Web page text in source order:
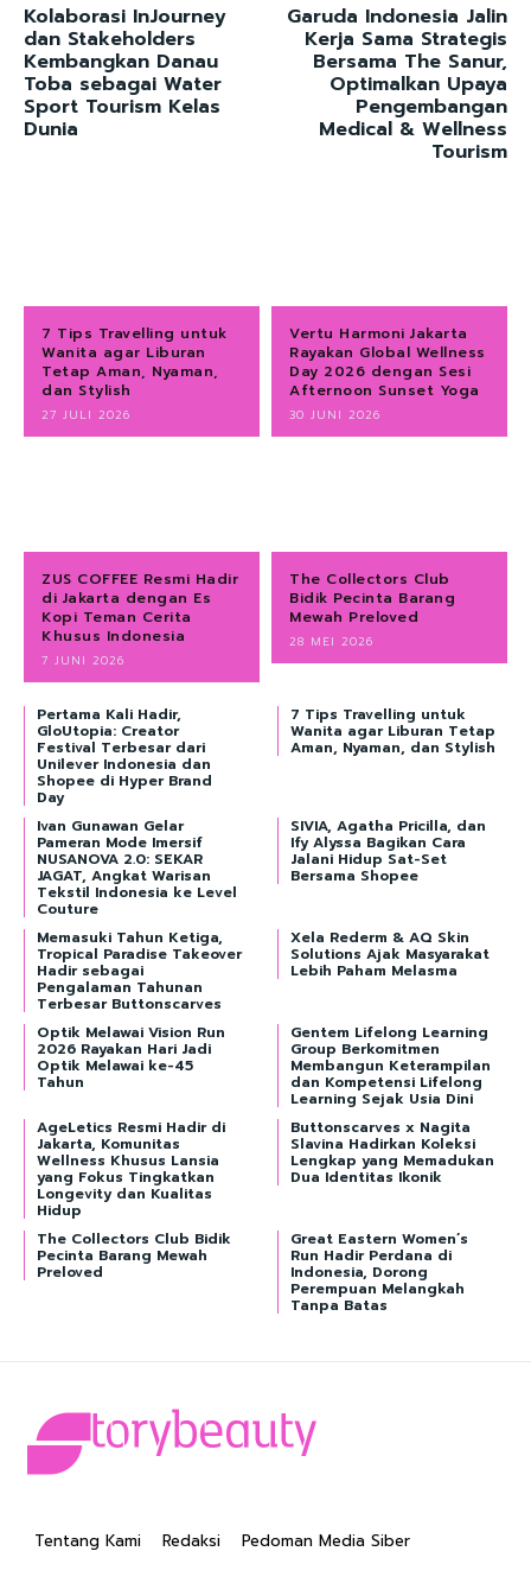
Kolaborasi InJourney
dan Stakeholders
Kembangkan Danau
Toba sebagai Water
Sport Tourism Kelas
Dunia
Garuda Indonesia Jalin
Kerja Sama Strategis
Bersama The Sanur,
Optimalkan Upaya
Pengembangan
Medical & Wellness
Tourism
7 Tips Travelling untuk
Wanita agar Liburan
Tetap Aman, Nyaman,
dan Stylish
27 JULI 2026
Vertu Harmoni Jakarta
Rayakan Global Wellness
Day 2026 dengan Sesi
Afternoon Sunset Yoga
30 JUNI 2026
ZUS COFFEE Resmi Hadir
di Jakarta dengan Es
Kopi Teman Cerita
Khusus Indonesia
7 JUNI 2026
The Collectors Club
Bidik Pecinta Barang
Mewah Preloved
28 MEI 2026
Pertama Kali Hadir,
GloUtopia: Creator
Festival Terbesar dari
Unilever Indonesia dan
Shopee di Hyper Brand
Day
7 Tips Travelling untuk
Wanita agar Liburan Tetap
Aman, Nyaman, dan Stylish
Ivan Gunawan Gelar
Pameran Mode Imersif
NUSANOVA 2.0: SEKAR
JAGAT, Angkat Warisan
Tekstil Indonesia ke Level
Couture
SIVIA, Agatha Pricilla, dan
Ify Alyssa Bagikan Cara
Jalani Hidup Sat-Set
Bersama Shopee
Memasuki Tahun Ketiga,
Tropical Paradise Takeover
Hadir sebagai
Pengalaman Tahunan
Terbesar Buttonscarves
Xela Rederm & AQ Skin
Solutions Ajak Masyarakat
Lebih Paham Melasma
Optik Melawai Vision Run
2026 Rayakan Hari Jadi
Optik Melawai ke-45
Tahun
Gentem Lifelong Learning
Group Berkomitmen
Membangun Keterampilan
dan Kompetensi Lifelong
Learning Sejak Usia Dini
AgeLetics Resmi Hadir di
Jakarta, Komunitas
Wellness Khusus Lansia
yang Fokus Tingkatkan
Longevity dan Kualitas
Hidup
Buttonscarves x Nagita
Slavina Hadirkan Koleksi
Lengkap yang Memadukan
Dua Identitas Ikonik
The Collectors Club Bidik
Pecinta Barang Mewah
Preloved
Great Eastern Women’s
Run Hadir Perdana di
Indonesia, Dorong
Perempuan Melangkah
Tanpa Batas
Tentang Kami Redaksi Pedoman Media Siber